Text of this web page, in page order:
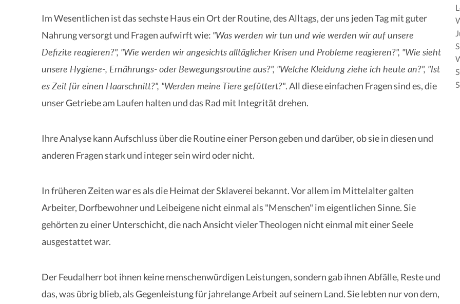
Im Wesentlichen ist das sechste Haus ein Ort der Routine, des Alltags, der uns jeden Tag mit guter
Nahrung versorgt und Fragen aufwirft wie: "Was werden wir tun und wie werden wir auf unsere
Defizite reagieren?", "Wie werden wir angesichts alltäglicher Krisen und Probleme reagieren?", "Wie sieht
unsere Hygiene-, Ernährungs- oder Bewegungsroutine aus?", "Welche Kleidung ziehe ich heute an?", "Ist
es Zeit für einen Haarschnitt?", "Werden meine Tiere gefüttert?". All diese einfachen Fragen sind es, die
unser Getriebe am Laufen halten und das Rad mit Integrität drehen.
Ihre Analyse kann Aufschluss über die Routine einer Person geben und darüber, ob sie in diesen und
anderen Fragen stark und integer sein wird oder nicht.
In früheren Zeiten war es als die Heimat der Sklaverei bekannt. Vor allem im Mittelalter galten
Arbeiter, Dorfbewohner und Leibeigene nicht einmal als "Menschen" im eigentlichen Sinne. Sie
gehörten zu einer Unterschicht, die nach Ansicht vieler Theologen nicht einmal mit einer Seele
ausgestattet war.
Der Feudalherr bot ihnen keine menschenwürdigen Leistungen, sondern gab ihnen Abfälle, Reste und
das, was übrig blieb, als Gegenleistung für jahrelange Arbeit auf seinem Land. Sie lebten nur von dem,